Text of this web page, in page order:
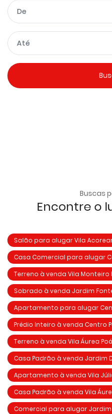
Buscas
Encontre o
Salão para alugar Vila
Casa Comercial para alugar
Terreno à venda Vila Monteiro
Sobrado à venda Jardim
Apartamento para alugar
Prédio Inteiro à venda Centro
Terreno à venda Vila Áurea Poá
Casa Padrão à venda Jardim
Apartamento à venda Vila
Casa Padrão à venda Vila
Comercial para alugar Jardim